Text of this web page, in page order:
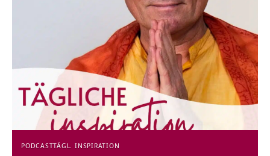
PODCASTTÄGL. INSPIRATION